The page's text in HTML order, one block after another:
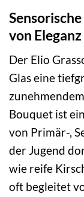
von
Der Elio
Glas eine
Bouquet ist
von Primär-,
der Jugend
wie reife
oft begleitet